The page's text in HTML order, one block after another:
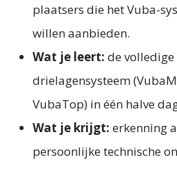
plaatsers die het Vuba-
willen aanbieden.
Wat je leert: de
drielagensysteem
VubaTop) in één halve
Wat je krijgt: erkenning
persoonlijke technische